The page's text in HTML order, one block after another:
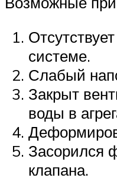
системе.
Слабый
Закрыт
воды в
Засорился
клапана.